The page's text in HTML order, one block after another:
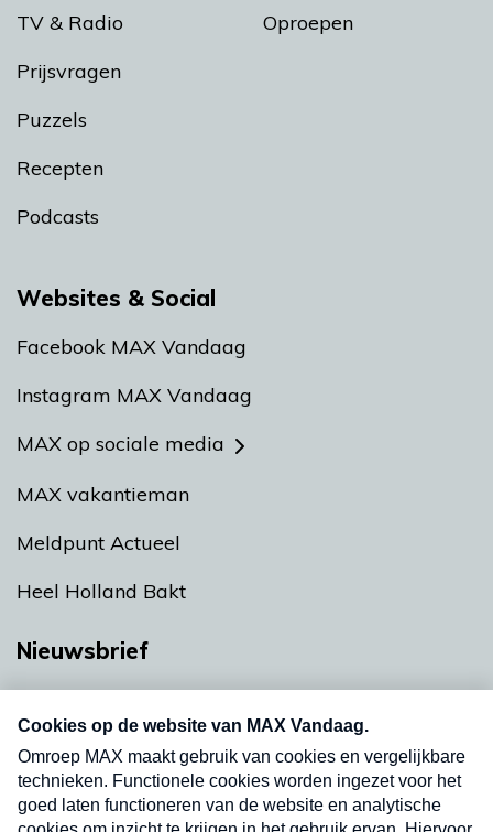
TV & Radio
Prijsvragen
Puzzels
Recepten
Podcasts
Oproepen
Websites & Social
Facebook MAX Vandaag
Instagram MAX Vandaag
MAX op sociale media
MAX vakantieman
Meldpunt Actueel
Heel Holland Bakt
Nieuwsbrief
nieuwsbrief. Elke vrijdag- en dinsdagochtend in
uw mailbox.
Verzend